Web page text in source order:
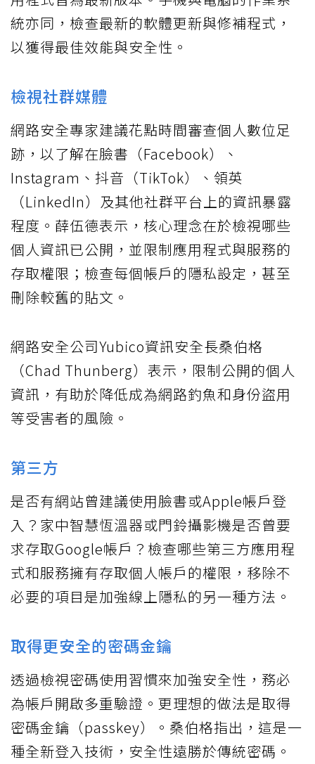
統亦同，檢查最新的軟體更新與修補程式，
以獲得最佳效能與安全性。
檢視社群媒體
網路安全專家建議花點時間審查個人數位足
跡，以了解在臉書（Facebook）、
Instagram、抖音（TikTok）、領英
（LinkedIn）及其他社群平台上的資訊暴露
程度。薛伍德表示，核心理念在於檢視哪些
個人資訊已公開，並限制應用程式與服務的
存取權限；檢查每個帳戶的隱私設定，甚至
刪除較舊的貼文。
網路安全公司Yubico資訊安全長桑伯格
（Chad Thunberg）表示，限制公開的個人
資訊，有助於降低成為網路釣魚和身份盜用
等受害者的風險。
第三方
是否有網站曾建議使用臉書或Apple帳戶登
入？家中智慧恆溫器或門鈴攝影機是否曾要
求存取Google帳戶？檢查哪些第三方應用程
式和服務擁有存取個人帳戶的權限，移除不
必要的項目是加強線上隱私的另一種方法。
取得更安全的密碼金鑰
透過檢視密碼使用習慣來加強安全性，務必
為帳戶開啟多重驗證。更理想的做法是取得
密碼金鑰（passkey）。桑伯格指出，這是一
種全新登入技術，安全性遠勝於傳統密碼。